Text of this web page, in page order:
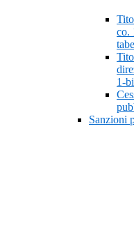
co.
1-
Sanzioni